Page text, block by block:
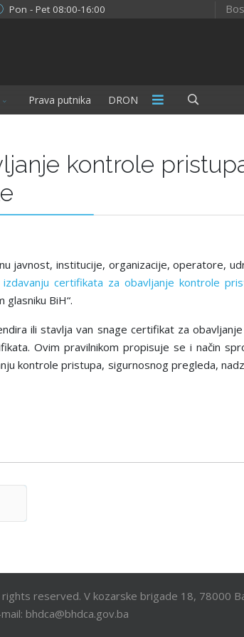
Pon - Pet 08:00-16:00
Prava putnika DRON
kontrole
javnost, institucije, organizacije, operatore,
izdavanju certifikata za obavlјanje kontrole
glasniku BiH“.
ili stavlјa van snage certifikat za
Ovim pravilnikom propisuje se i način
kontrole pristupa, sigurnosnog pregleda,
rights reserved. V kozarske brigade 18, 78000
bhdca@bhdca.gov.ba